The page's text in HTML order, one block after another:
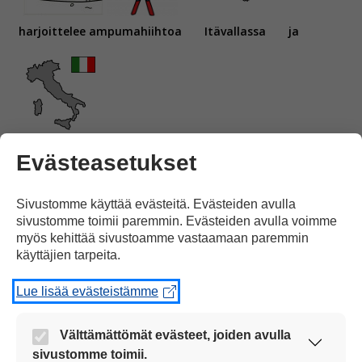
harjoittelee ampumahiihtoa Itävallassa ja
Evästeasetukset
Sivustomme käyttää evästeitä. Evästeiden avulla
sivustomme toimii paremmin. Evästeiden avulla voimme
myös kehittää sivustoamme vastaamaan paremmin
käyttäjien tarpeita.
Lue lisää evästeistämme
Välttämättömät evästeet, joiden avulla
sivustomme toimii.